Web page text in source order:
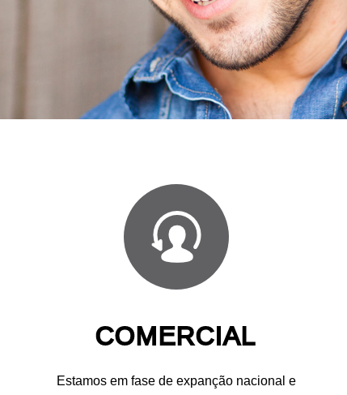
COMERCIAL
Estamos em fase de expanção nacional e